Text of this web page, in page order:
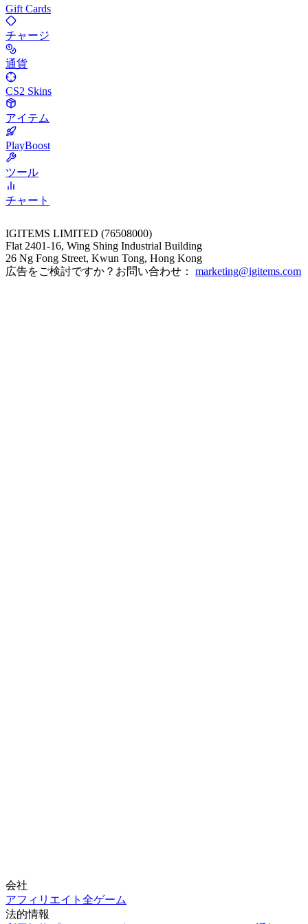
Gift Cards
チャージ
通貨
CS2 Skins
アイテム
PlayBoost
ツール
チャート
IGITEMS LIMITED (76508000)
Flat 2401-16, Wing Shing Industrial Building
26 Ng Fong Street, Kwun Tong, Hong Kong
広告をご検討ですか？お問い合わせ： marketing@igitems.com
会社
アフィリエイト 全ゲーム
法的情報